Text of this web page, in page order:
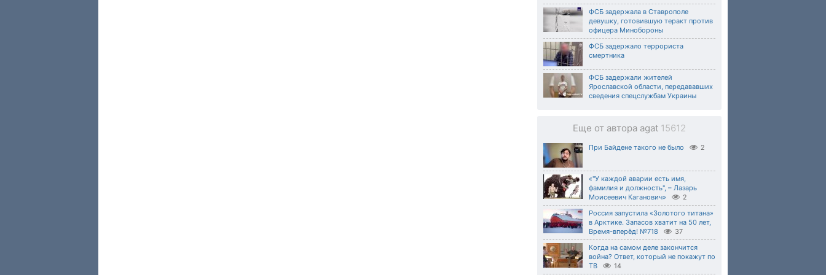
ФСБ задержала в Ставрополе
девушку, готовившую теракт против
офицера Минобороны
ФСБ задержало террориста
смертника
ФСБ задержали жителей
Ярославской области, передававших
сведения спецслужбам Украины
Еще от автора agat 15612
При Байдене такого не было 2
«"У каждой аварии есть имя,
фамилия и должность", – Лазарь
Моисеевич Каганович»
2
Россия запустила «Золотого титана»
в Арктике. Запасов хватит на 50 лет,
Время-вперёд! №718
37
Когда на самом деле закончится
война? Ответ, который не покажут по
ТВ
14